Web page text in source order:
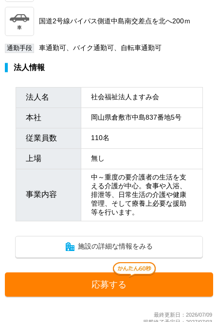
車
国道2号線バイパス側道中島南交差点を北へ200ｍ
通勤手段 車通勤可、バイク通勤可、自転車通勤可
法人情報
法人名 社会福祉法人ますみ会
本社 岡山県倉敷市中島837番地5号
従業員数 110名
上場 無し
事業内容
中～重度の要介護者の生活を支
える介護が中心。食事や入浴、
排泄等、日常生活の介護や健康
管理、そして療養上必要な援助
等を行います。
施設の詳細な情報をみる
応募する
最終更新日：2026/07/09